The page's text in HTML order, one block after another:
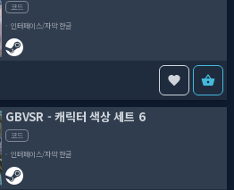
코드
인터페이스/자막 한글
GBVSR - 캐릭터 색상 세트 6
코드
인터페이스/자막 한글